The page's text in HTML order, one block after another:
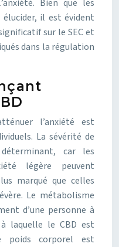
Bien que les
il est évident
sur le SEC et
dans la régulation
l’anxiété est
La sévérité de
car les
légère peuvent
marqué que celles
Le métabolisme
d’une personne à
laquelle le CBD est
poids corporel est